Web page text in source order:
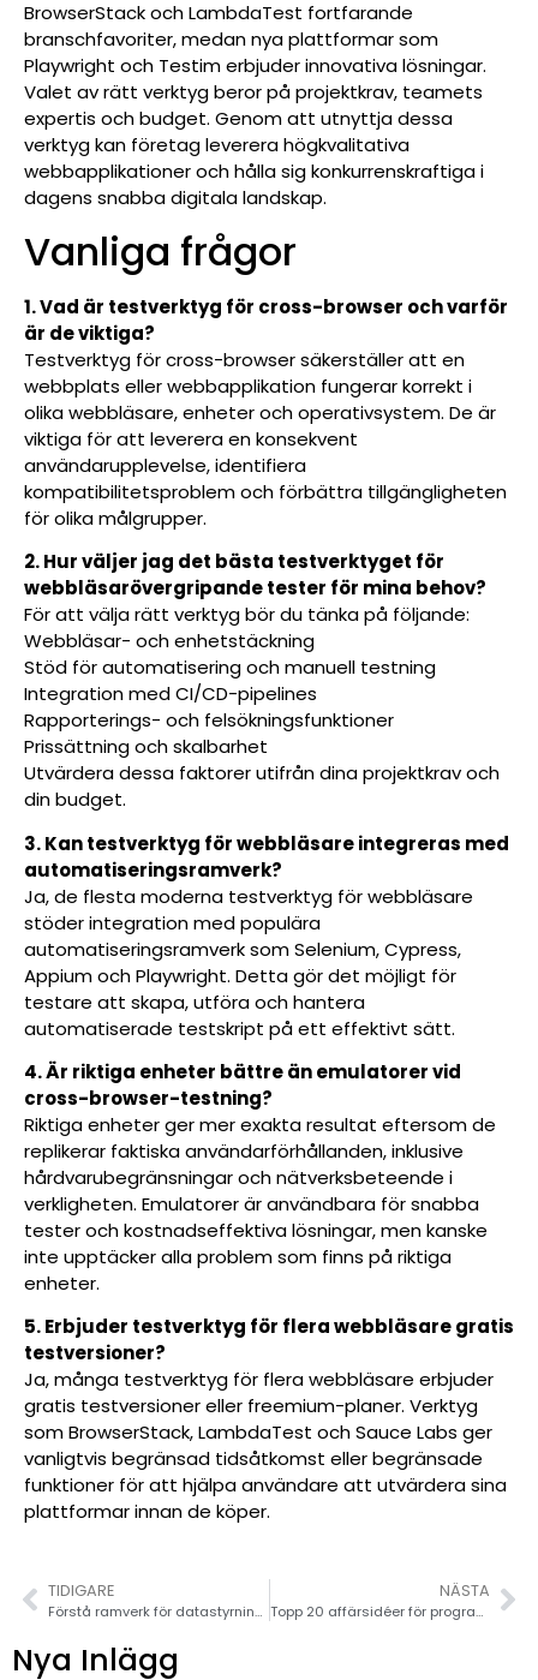
BrowserStack och LambdaTest fortfarande
branschfavoriter, medan nya plattformar som
Playwright och Testim erbjuder innovativa lösningar.
Valet av rätt verktyg beror på projektkrav, teamets
expertis och budget. Genom att utnyttja dessa
verktyg kan företag leverera högkvalitativa
webbapplikationer och hålla sig konkurrenskraftiga i
dagens snabba digitala landskap.
Vanliga frågor
1. Vad är testverktyg för cross-browser och varför
är de viktiga?
Testverktyg för cross-browser säkerställer att en
webbplats eller webbapplikation fungerar korrekt i
olika webbläsare, enheter och operativsystem. De är
viktiga för att leverera en konsekvent
användarupplevelse, identifiera
kompatibilitetsproblem och förbättra tillgängligheten
för olika målgrupper.
2. Hur väljer jag det bästa testverktyget för
webbläsarövergripande tester för mina behov?
För att välja rätt verktyg bör du tänka på följande:
Webbläsar- och enhetstäckning
Stöd för automatisering och manuell testning
Integration med CI/CD-pipelines
Rapporterings- och felsökningsfunktioner
Prissättning och skalbarhet
Utvärdera dessa faktorer utifrån dina projektkrav och
din budget.
3. Kan testverktyg för webbläsare integreras med
automatiseringsramverk?
Ja, de flesta moderna testverktyg för webbläsare
stöder integration med populära
automatiseringsramverk som Selenium, Cypress,
Appium och Playwright. Detta gör det möjligt för
testare att skapa, utföra och hantera
automatiserade testskript på ett effektivt sätt.
4. Är riktiga enheter bättre än emulatorer vid
cross-browser-testning?
Riktiga enheter ger mer exakta resultat eftersom de
replikerar faktiska användarförhållanden, inklusive
hårdvarubegränsningar och nätverksbeteende i
verkligheten. Emulatorer är användbara för snabba
tester och kostnadseffektiva lösningar, men kanske
inte upptäcker alla problem som finns på riktiga
enheter.
5. Erbjuder testverktyg för flera webbläsare gratis
testversioner?
Ja, många testverktyg för flera webbläsare erbjuder
gratis testversioner eller freemium-planer. Verktyg
som BrowserStack, LambdaTest och Sauce Labs ger
vanligtvis begränsad tidsåtkomst eller begränsade
funktioner för att hjälpa användare att utvärdera sina
plattformar innan de köper.
TIDIGARE
Förstå ramverk för datastyrning: Viktiga element
NÄSTA
Topp 20 affärsidéer för programvara för nystartade företag 2026
Nya Inlägg